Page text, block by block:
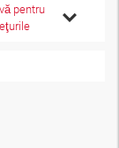
pentru